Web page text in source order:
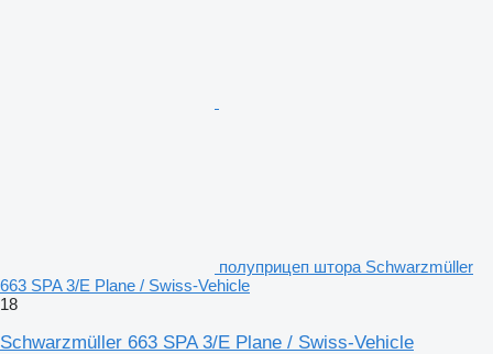
полуприцеп штора Schwarzmüller
663 SPA 3/E Plane / Swiss-Vehicle
18
Schwarzmüller 663 SPA 3/E Plane / Swiss-Vehicle